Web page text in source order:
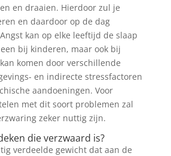
en draaien. Hierdoor zul je
en daardoor op de dag
kan op elke leeftijd de slaap
bij kinderen, maar ook bij
komen door verschillende
en indirecte stressfactoren
aandoeningen. Voor
met dit soort problemen zal
zeker nuttig zijn.
die verzwaard is?
verdeelde gewicht dat aan de